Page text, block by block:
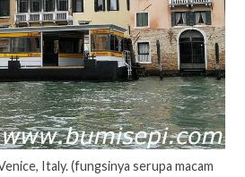
Italy. (fungsinya serupa macam